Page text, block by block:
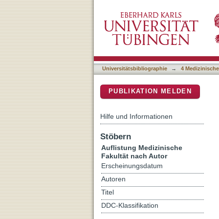
Universitätsbibliographie → 4
PUBLIKATION MELDEN
Hilfe und Informationen
Stöbern
Auflistung Medizinische
Fakultät nach Autor
Erscheinungsdatum
Autoren
Titel
DDC-Klassifikation